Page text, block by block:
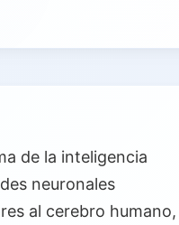
de la inteligencia
neuronales
al cerebro humano,